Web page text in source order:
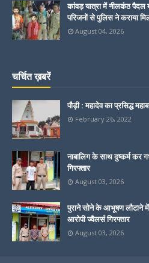
कांवड़ यात्रा में नीलकंठ पैदल
परिजनों से पुलिस ने कराया
August 04, 2026
चर्चित ख़बरें
पौड़ी : महादेव का प्रसिद्ध
February 26, 2022
नाबालिग के साथ दुष्कर्म कर
गिरफ्तार
August 03, 2026
पुराने सोने के आभूषण लौटाने
आरोपी ज्वैलर्स गिरफ्तार
August 03, 2026